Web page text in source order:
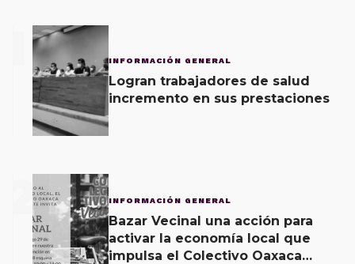
INFORMACIÓN GENERAL
Logran trabajadores de salud
incremento en sus prestaciones
2 INFORMACIÓN GENERAL
Bazar Vecinal una acción para
activar la economía local que
impulsa el Colectivo Oaxaca